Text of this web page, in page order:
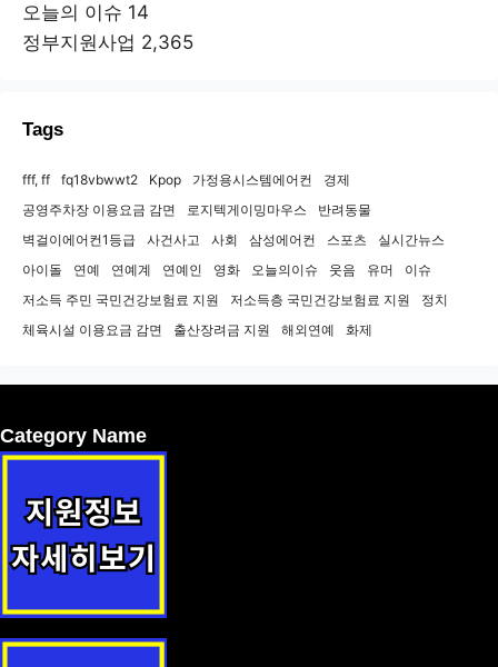
오늘의 이슈 14
정부지원사업 2,365
Tags
fff, ff fq18vbwwt2 Kpop 가정용시스템에어컨
경제
공영주차장 이용요금 감면
로지텍게이밍마우스
반려동물
벽걸이에어컨1등급
사건사고 사회 삼성에어컨 스포츠
실시간뉴스
아이돌
연예 연예계 연예인 영화 오늘의이슈 웃음 유머
이슈
저소득 주민 국민건강보험료 지원
저소득층 국민건강보험료 지원
정치
체육시설 이용요금 감면
출산장려금 지원 해외연예 화제
Category Name